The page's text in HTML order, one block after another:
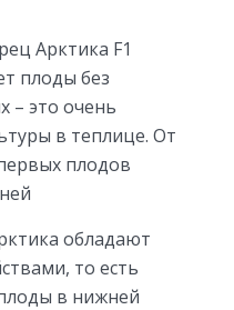
Арктика F1
плоды без
– это очень
в теплице. От
плодов
обладают
то есть
в нижней